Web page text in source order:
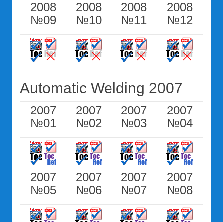
2008
№09
2008
№10
2008
№11
2008
№12
Automatic Welding 2007
2007
№01
2007
№02
2007
№03
2007
№04
2007
№05
2007
№06
2007
№07
2007
№08